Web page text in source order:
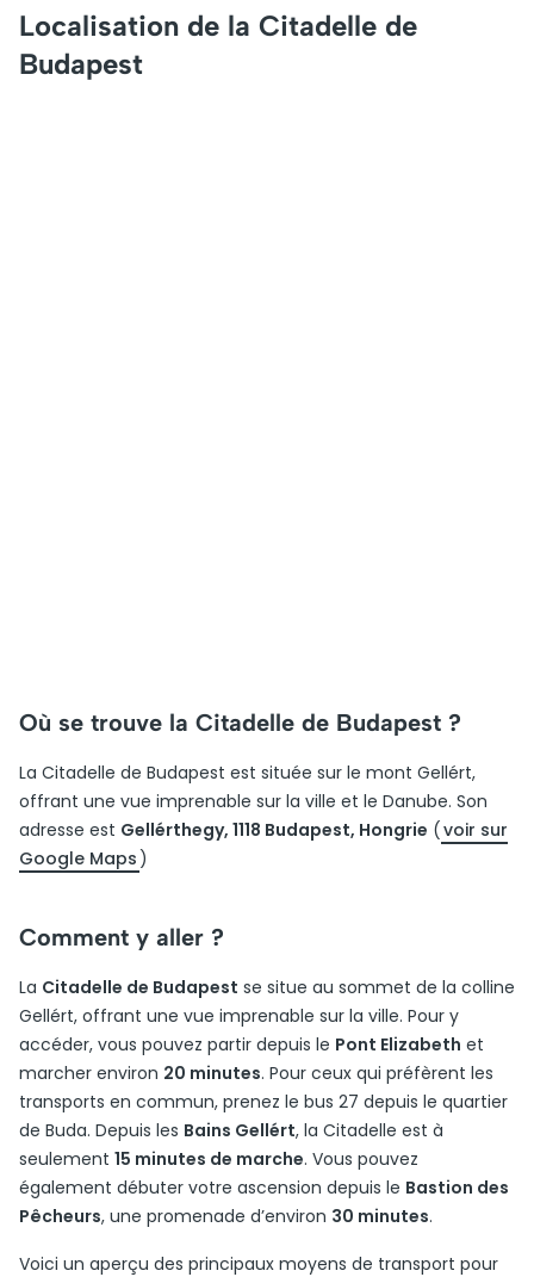
Localisation de la Citadelle de
Budapest
Où se trouve la Citadelle de Budapest ?
La Citadelle de Budapest est située sur le mont Gellért,
offrant une vue imprenable sur la ville et le Danube. Son
adresse est Gellérthegy, 1118 Budapest, Hongrie (voir sur
Google Maps )
Comment y aller ?
La Citadelle de Budapest se situe au sommet de la colline
Gellért, offrant une vue imprenable sur la ville. Pour y
accéder, vous pouvez partir depuis le Pont Elizabeth et
marcher environ 20 minutes. Pour ceux qui préfèrent les
transports en commun, prenez le bus 27 depuis le quartier
de Buda. Depuis les Bains Gellért, la Citadelle est à
seulement 15 minutes de marche. Vous pouvez
également débuter votre ascension depuis le Bastion des
Pêcheurs, une promenade d’environ 30 minutes.
Voici un aperçu des principaux moyens de transport pour